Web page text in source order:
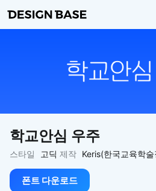
학교안심 우주
스타일 고딕 제작 Keris(한국교육학
폰트 다운로드